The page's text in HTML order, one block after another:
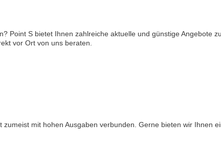
Point S bietet Ihnen zahlreiche aktuelle und günstige Angebote
vor Ort von uns beraten.
mit hohen Ausgaben verbunden. Gerne bieten wir Ihnen